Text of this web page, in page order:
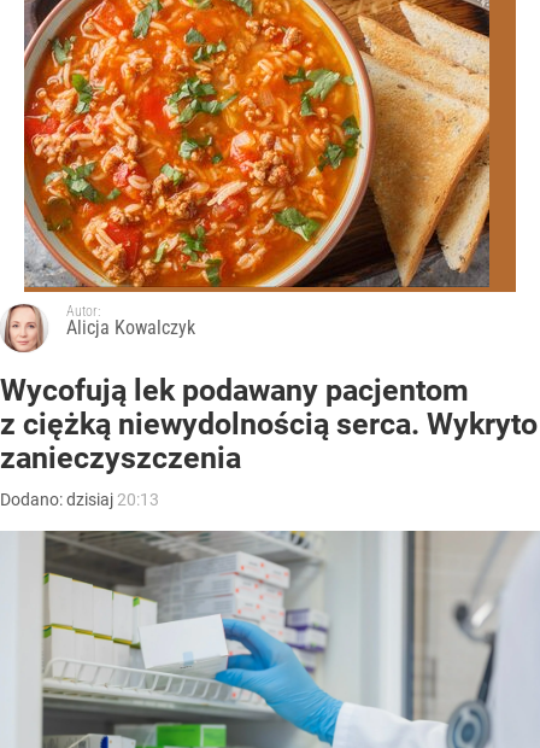
Autor:
Alicja Kowalczyk
Wycofują lek podawany pacjentom
z ciężką niewydolnością serca. Wykryto
zanieczyszczenia
Dodano:dzisiaj 20:13